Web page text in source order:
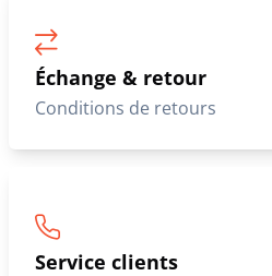
Échange & retour
Conditions de retours
Service clients